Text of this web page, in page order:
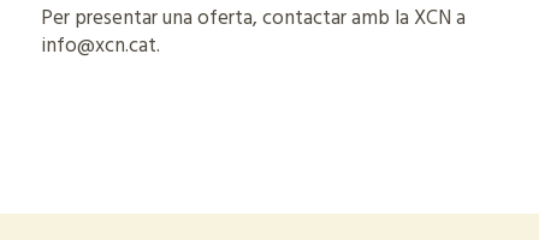
Per presentar una oferta, contactar amb la XCN a
info@xcn.cat.